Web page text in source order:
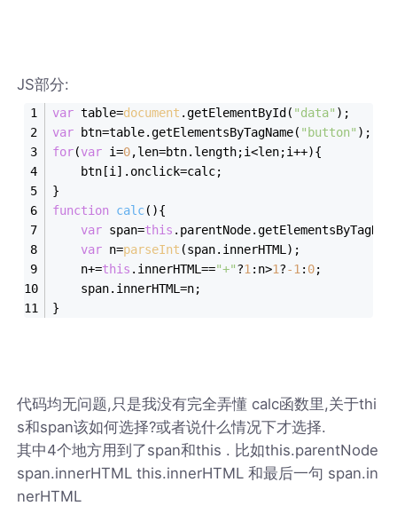
JS部分:
var table=document .getElementById( "data" );
var btn=table.getElementsByTagName( "button" );
for(var i=0,len=btn.length;i<len;i++){
    btn[i].onclick=calc;
}
function calc( ){
var span=this
var n=parseInt (span.innerHTML);
    n+=
this .innerHTML=="+"?1 :n>1?-1 : 0;
    span.innerHTML=n;
}
代码均无问题,只是我没有完全弄懂 calc函数里,关于thi
s和span该如何选择?或者说什么情况下才选择.
其中4个地方用到了span和this . 比如this.parentNode
span.innerHTML this.innerHTML 和最后一句 span.in
nerHTML